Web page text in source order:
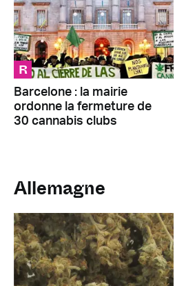
R
Barcelone : la mairie
ordonne la fermeture de
30 cannabis clubs
Allemagne